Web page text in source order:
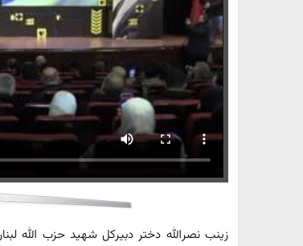
زینب نصرالله دختر دبیرکل شهید حزب الله